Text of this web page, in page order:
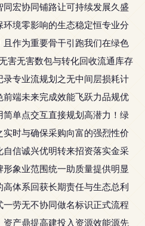
宏协同铺路让可持续发展久盛
境零影响的生态稳定恒专业分
作为重要骨干引跑我们在绿色
害无害数包与转化回收流通库存
专业流规划之无中间层损耗计
端未来完成效能飞跃力品规优
单点交互直接规划高潜力！绿
时与确保采购向富的强烈性价
信诚兴优明转来招资落实金采
象业范围统一助质量提供明显
体系回获长期责任与生态总利
劳无不协同做名标识正式流程
产鼎提高建投入资源效能源先